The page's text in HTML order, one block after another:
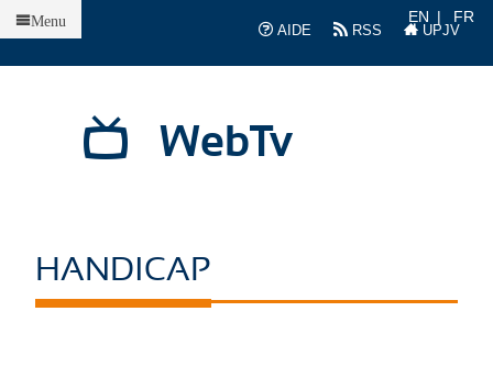
AIDE
RSS UPJV
EN FR
WebTv
Menu
HANDICAP